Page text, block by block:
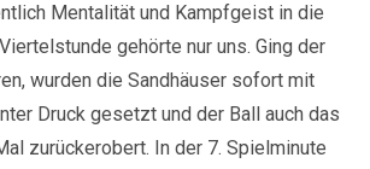
Mentalität und Kampfgeist in die
gehörte nur uns. Ging der
wurden die Sandhäuser sofort mit
Druck gesetzt und der Ball auch das
zurückerobert. In der 7. Spielminute